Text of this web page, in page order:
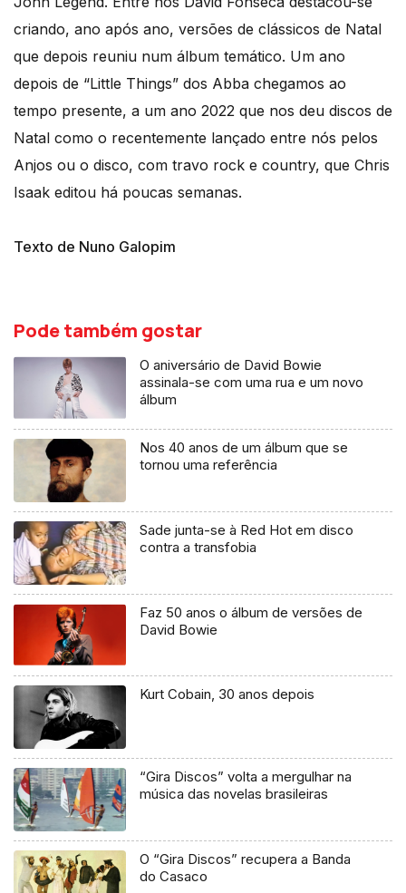
criando, ano após ano, versões de clássicos de Natal
que depois reuniu num álbum temático. Um ano
depois de “Little Things” dos Abba chegamos ao
tempo presente, a um ano 2022 que nos deu discos de
Natal como o recentemente lançado entre nós pelos
Anjos ou o disco, com travo rock e country, que Chris
Isaak editou há poucas semanas.
Texto de Nuno Galopim
Pode também gostar
O aniversário de David Bowie
assinala-se com uma rua e um novo
álbum
Nos 40 anos de um álbum que se
tornou uma referência
Sade junta-se à Red Hot em disco
contra a transfobia
Faz 50 anos o álbum de versões de
David Bowie
Kurt Cobain, 30 anos depois
“Gira Discos” volta a mergulhar na
música das novelas brasileiras
O “Gira Discos” recupera a Banda
do Casaco